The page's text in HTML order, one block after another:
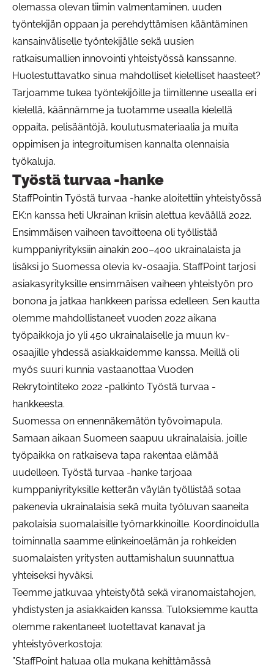
olemassa olevan tiimin valmentaminen, uuden
työntekijän oppaan ja perehdyttämisen kääntäminen
kansainväliselle työntekijälle sekä uusien
ratkaisumallien innovointi yhteistyössä kanssanne.
Huolestuttavatko sinua mahdolliset kielelliset haasteet?
Tarjoamme tukea työntekijöille ja tiimillenne usealla eri
kielellä, käännämme ja tuotamme usealla kielellä
oppaita, pelisääntöjä, koulutusmateriaalia ja muita
oppimisen ja integroitumisen kannalta olennaisia
työkaluja.
Työstä turvaa -hanke
StaffPointin Työstä turvaa -hanke aloitettiin yhteistyössä
EK:n kanssa heti Ukrainan kriisin alettua keväällä 2022.
Ensimmäisen vaiheen tavoitteena oli työllistää
kumppaniyrityksiin ainakin 200–400 ukrainalaista ja
lisäksi jo Suomessa olevia kv-osaajia. StaffPoint tarjosi
asiakasyrityksille ensimmäisen vaiheen yhteistyön pro
bonona ja jatkaa hankkeen parissa edelleen. Sen kautta
olemme mahdollistaneet vuoden 2022 aikana
työpaikkoja jo yli 450 ukrainalaiselle ja muun kv-
osaajille yhdessä asiakkaidemme kanssa. Meillä oli
myös suuri kunnia vastaanottaa Vuoden
Rekrytointiteko 2022 -palkinto Työstä turvaa -
hankkeesta.
Suomessa on ennennäkemätön työvoimapula.
Samaan aikaan Suomeen saapuu ukrainalaisia, joille
työpaikka on ratkaiseva tapa rakentaa elämää
uudelleen. Työstä turvaa -hanke tarjoaa
kumppaniyrityksille ketterän väylän työllistää sotaa
pakenevia ukrainalaisia sekä muita työluvan saaneita
pakolaisia suomalaisille työmarkkinoille. Koordinoidulla
toiminnalla saamme elinkeinoelämän ja rohkeiden
suomalaisten yritysten auttamishalun suunnattua
yhteiseksi hyväksi.
Teemme jatkuvaa yhteistyötä sekä viranomaistahojen,
yhdistysten ja asiakkaiden kanssa. Tuloksiemme kautta
olemme rakentaneet luotettavat kanavat ja
yhteistyöverkostoja:
”StaffPoint haluaa olla mukana kehittämässä